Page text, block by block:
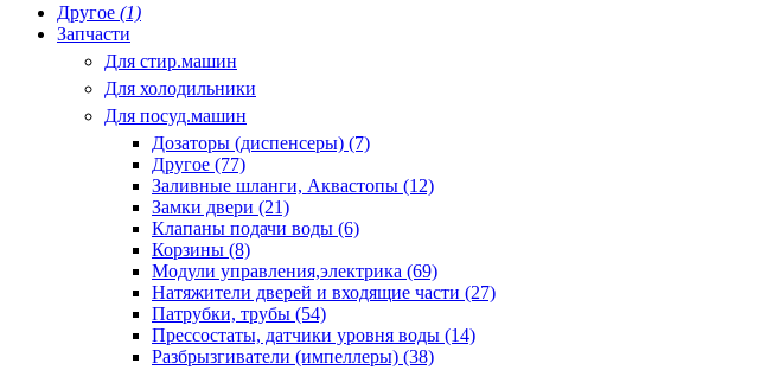
Другое (1)
Запчасти
Для стир.машин
Для холодильники
Для посуд.машин
Дозаторы (диспенсеры) (7)
Другое (77)
Заливные шланги, Аквастопы (12)
Замки двери (21)
Клапаны подачи воды (6)
Корзины (8)
Модули управления,электрика (69)
Натяжители дверей и входящие части (27)
Патрубки, трубы (54)
Прессостаты, датчики уровня воды (14)
Разбрызгиватели (импеллеры) (38)